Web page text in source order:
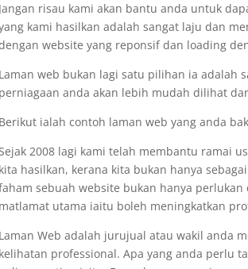
Jangan risau kami akan bantu anda untuk
kami hasilkan adalah sangat laju dan
website yang reponsif dan loading
Laman web bukan lagi satu pilihan ia adalah
perniagaan anda akan lebih mudah dilihat
Berikut ialah contoh laman web yang anda
2008 lagi kami telah membantu ramai
kita hasilkan, kerana kita bukan hanya
sebuah website bukan hanya
matlamat utama iaitu boleh meningkatkan
Laman Web adalah jurujual atau wakil anda
kelihatan professional. Apa yang anda perlu